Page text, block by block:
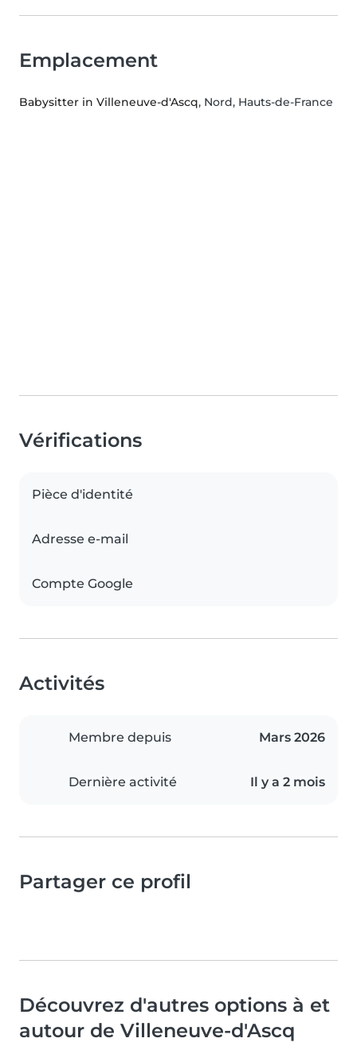
Emplacement
Babysitter in Villeneuve-d'Ascq, Nord, Hauts-de-France
Vérifications
Pièce d'identité
Adresse e-mail
Compte Google
Activités
Membre depuis Mars 2026
Dernière activité Il y a 2 mois
Partager ce profil
Découvrez d'autres options à et
autour de Villeneuve-d'Ascq